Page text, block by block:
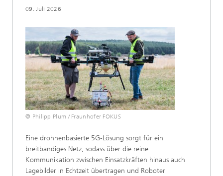
09. Juli 2026
© Philipp Plum / Fraunhofer FOKUS
Eine drohnenbasierte 5G-Lösung sorgt für ein
breitbandiges Netz, sodass über die reine
Kommunikation zwischen Einsatzkräften hinaus auch
Lagebilder in Echtzeit übertragen und Roboter